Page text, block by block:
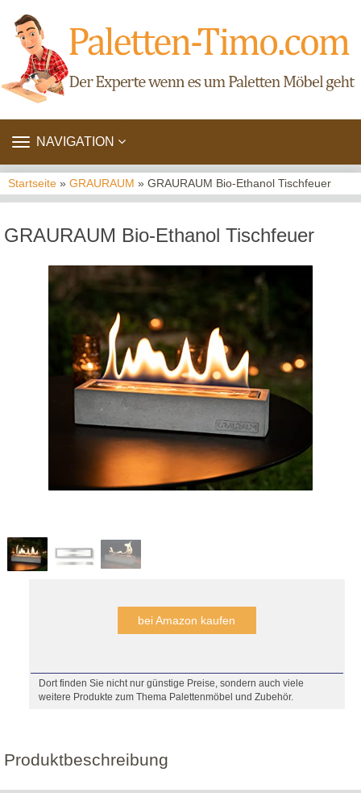
TOGGLE
NAVIGATION
Startseite » GRAURAUM » GRAURAUM Bio-Ethanol Tischfeuer
GRAURAUM Bio-Ethanol Tischfeuer
bei Amazon kaufen
Dort finden Sie nicht nur günstige Preise, sondern auch viele
weitere Produkte zum Thema Palettenmöbel und Zubehör.
Produktbeschreibung